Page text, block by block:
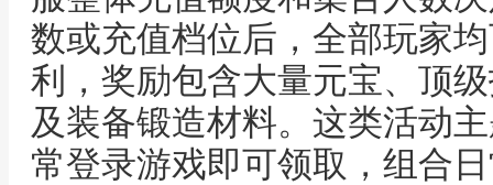
数或充值档位后，全部玩家
利，奖励包含大量元宝、顶
及装备锻造材料。这类活动
常登录游戏即可领取，组合